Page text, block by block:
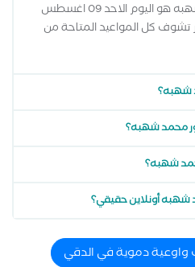
أقرب ميعاد لدكتور محمد شهبه هو اليوم الاحد 09 اغسطس
وتقدر تشوف كل المواعيد المتاحة من
شهبه؟
محمد شهبه؟
شهبه؟
شهبه أونلاين حقيقي؟
واوعية دموية في الدقي